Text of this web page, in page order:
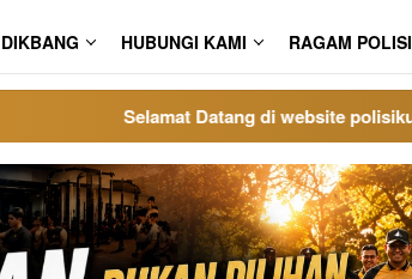
HUBUNGI KAMI RAGAM POLISI
Selamat Datang di website polisiku.co.id